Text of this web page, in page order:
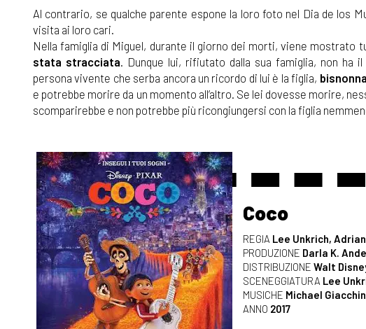
Al contrario, se qualche parente espone la loro foto nel Dia de los
visita ai loro cari.
Nella famiglia di Miguel, durante il giorno dei morti, viene mostrato
stata stracciata. Dunque lui, rifiutato dalla sua famiglia, non ha
persona vivente che serba ancora un ricordo di lui è la figlia, bisnonna
e potrebbe morire da un momento all’altro. Se lei dovesse morire,
scomparirebbe e non potrebbe più ricongiungersi con la figlia
Coco
REGIA Lee Unkrich,
PRODUZIONE Darla K.
DISTRIBUZIONE Walt
SCENEGGIATURA Lee
MUSICHE Michael
ANNO 2017